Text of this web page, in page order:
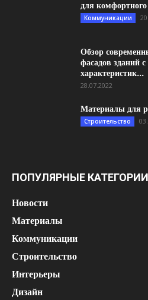
для
Коммуникации
Обзор
фасадов зданий
характеристик...
28.07.2022
Материалы для
Строительство
ПОПУЛЯРНЫЕ КАТЕГОРИИ
Новости
Материалы
Коммуникации
Строительство
Интерьеры
Дизайн